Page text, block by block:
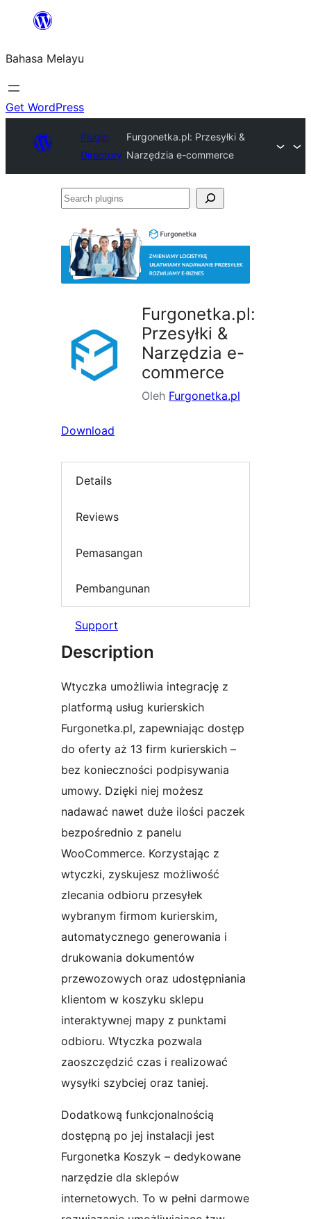
Langkau
kandungan
Bahasa Melayu
Get WordPress
Plugin
Directory
Furgonetka.pl: Przesyłki &
Narzędzia e-commerce
Search
Furgonetka.pl:
Przesyłki &
Narzędzia e-
commerce
Oleh Furgonetka.pl
Download
Details
Reviews
Pemasangan
Pembangunan
Support
Description
Wtyczka umożliwia integrację z
platformą usług kurierskich
Furgonetka.pl, zapewniając dostęp
do oferty aż 13 firm kurierskich –
bez konieczności podpisywania
umowy. Dzięki niej możesz
nadawać nawet duże ilości paczek
bezpośrednio z panelu
WooCommerce. Korzystając z
wtyczki, zyskujesz możliwość
zlecania odbioru przesyłek
wybranym firmom kurierskim,
automatycznego generowania i
drukowania dokumentów
przewozowych oraz udostępniania
klientom w koszyku sklepu
interaktywnej mapy z punktami
odbioru. Wtyczka pozwala
zaoszczędzić czas i realizować
wysyłki szybciej oraz taniej.
Dodatkową funkcjonalnością
dostępną po jej instalacji jest
Furgonetka Koszyk – dedykowane
narzędzie dla sklepów
internetowych. To w pełni darmowe